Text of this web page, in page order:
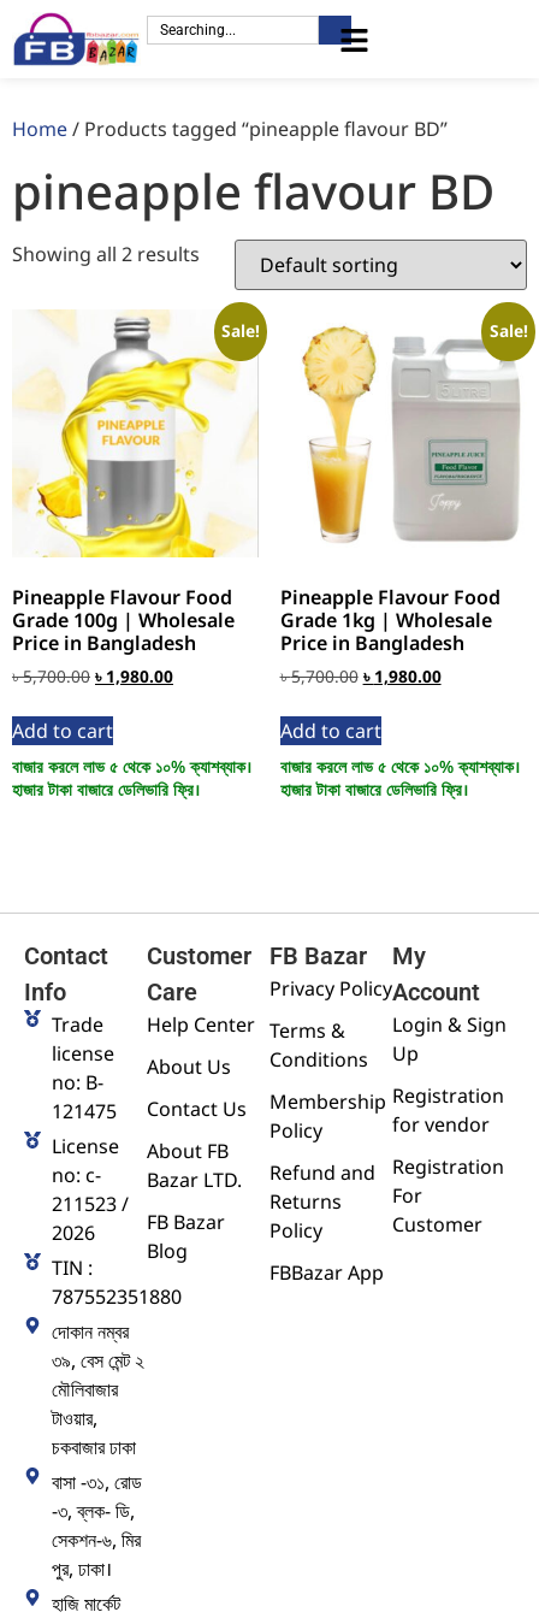
Home/ Products tagged “pineapple flavour BD”
pineapple flavour BD
Showing all 2 results
Sale!
Pineapple Flavour Food
Grade 100g | Wholesale
Price in Bangladesh
৳5,700.00 ৳ 1,980.00
Add to cart
বাজার করলে লাভ ৫ থেকে ১০% ক্যাশব্যাক।
হাজার টাকা বাজারে ডেলিভারি ফ্রি।
Sale!
Pineapple Flavour Food
Grade 1kg | Wholesale
Price in Bangladesh
৳5,700.00 ৳ 1,980.00
Add to cart
বাজার করলে লাভ ৫ থেকে ১০% ক্যাশব্যাক।
হাজার টাকা বাজারে ডেলিভারি ফ্রি।
Contact
Info
Trade
license
no: B-
121475
License
no: c-
211523 /
2026
TIN :
787552351880
দোকান নম্বর
৩৯, বেস মেন্ট ২
মৌলিবাজার
টাওয়ার,
চকবাজার ঢাকা
বাসা -৩১, রোড
-৩, ব্লক- ডি,
সেকশন-৬, মির
পুর, ঢাকা।
হাজি মার্কেট
Customer
Care
Help Center
About Us
Contact Us
About FB
Bazar LTD.
FB Bazar
Blog
FB Bazar
Privacy Policy
Terms &
Conditions
Membership
Policy
Refund and
Returns
Policy
FBBazar App
My
Account
Login & Sign
Up
Registration
for vendor
Registration
For
Customer